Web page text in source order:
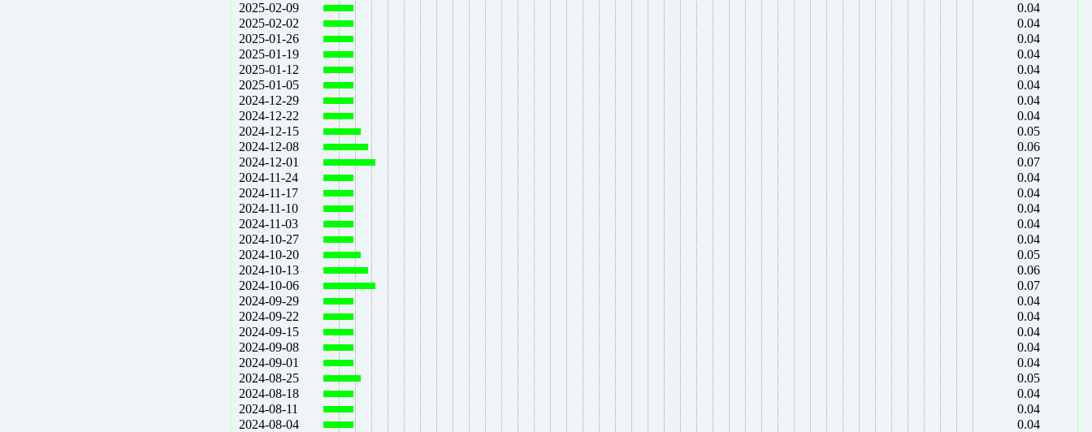
2025-02-09
0.04
2025-02-02
0.04
2025-01-26
0.04
2025-01-19
0.04
2025-01-12
0.04
2025-01-05
0.04
2024-12-29
0.04
2024-12-22
0.04
2024-12-15
0.05
2024-12-08
0.06
2024-12-01
0.07
2024-11-24
0.04
2024-11-17
0.04
2024-11-10
0.04
2024-11-03
0.04
2024-10-27
0.04
2024-10-20
0.05
2024-10-13
0.06
2024-10-06
0.07
2024-09-29
0.04
2024-09-22
0.04
2024-09-15
0.04
2024-09-08
0.04
2024-09-01
0.04
2024-08-25
0.05
2024-08-18
0.04
2024-08-11
0.04
2024-08-04
0.04